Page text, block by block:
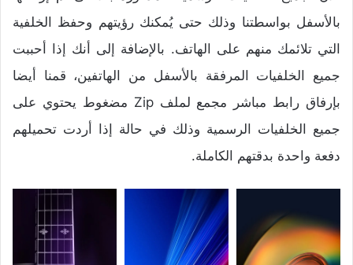
بالأسفل بواسطتنا وذلك حتى يُمكنك رؤيتهم وحفظ الخلفية
التي تلائمك منهم على الهاتف. بالإضافة إلى أنك إذا أحببت
جميع الخلفيات المرفقة بالأسفل من الهاتفين، قمنا أيضا
بإرفاق رابط مباشر مجمع لملف Zip مضغوط يحتوي على
جميع الخلفيات الرسمية وذلك في حالة إذا أردت تحميلهم
دفعة واحدة بدقتهم الكاملة.